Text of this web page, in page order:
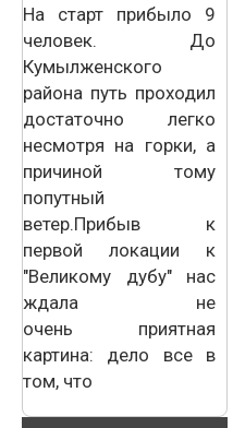
На старт прибыло 9
человек. До
Кумылженского
района путь проходил
достаточно легко
несмотря на горки, а
причиной тому
попутный
ветер.Прибыв к
первой локации к
"Великому дубу" нас
ждала не
очень приятная
картина: дело все в
том, что